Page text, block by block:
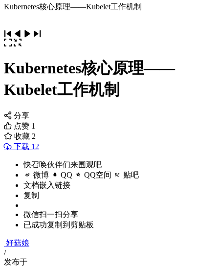
Kubernetes核心原理——Kubelet工作机制
Kubernetes核心原理——
Kubelet工作机制
分享
点赞 1
收藏 2
下载 12
快召唤伙伴们来围观吧
微博 QQ QQ空间 贴吧
文档嵌入链接
复制
微信扫一扫分享
已成功复制到剪贴板
好菇娘
/
发布于